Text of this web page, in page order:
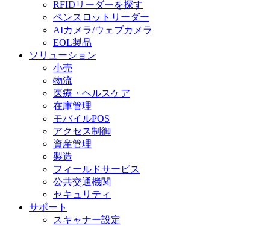
RFIDリーダーを探す
ペンスロットリーダー
AIカメラ/ウェブカメラ
EOL製品
ソリューション
小売
物流
医療・ヘルスケア
在庫管理
モバイルPOS
アクセス制御
資産管理
製造
フィールドサービス
公共交通機関
セキュリティ
サポート
スキャナー設定